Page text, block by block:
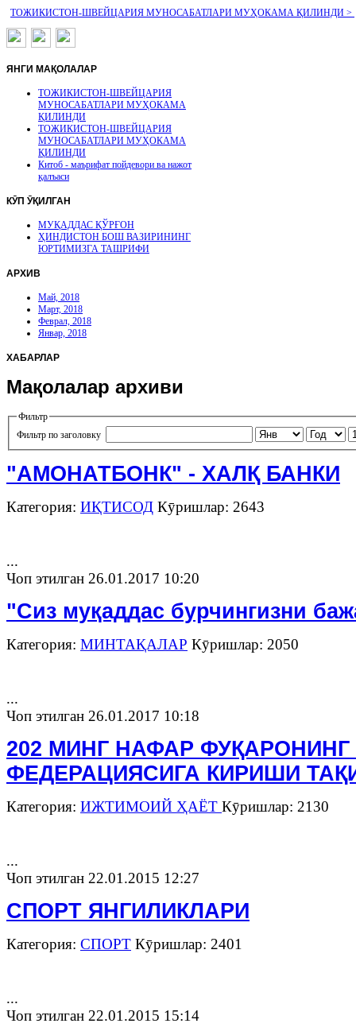
ТОЖИКИСТОН-ШВЕЙЦАРИЯ МУНОСАБАТЛАРИ МУҲОКАМА ҚИЛИНДИ >
ЯНГИ МАҚОЛАЛАР
ТОЖИКИСТОН-ШВЕЙЦАРИЯ
МУНОСАБАТЛАРИ МУҲОКАМА
ҚИЛИНДИ
ТОЖИКИСТОН-ШВЕЙЦАРИЯ
МУНОСАБАТЛАРИ МУҲОКАМА
ҚИЛИНДИ
Китоб - маърифат пойдевори ва нажот
қалъаси
КӮП ӮҚИЛГАН
МУҚАДДАС ҚЎРҒОН
ҲИНДИСТОН БОШ ВАЗИРИНИНГ
ЮРТИМИЗГА ТАШРИФИ
АРХИВ
Май, 2018
Март, 2018
Феврал, 2018
Январ, 2018
ХАБАРЛАР
Мақолалар архиви
Фильтр
Фильтр по заголовку
"АМОНАТБОНК" - ХАЛҚ БАНКИ
Категория: ИҚТИСОД Кӯришлар: 2643
...
Чоп этилган 26.01.2017 10:20
"Сиз муқаддас бурчингизни
Категория: МИНТАҚАЛАР Кӯришлар: 2050
...
Чоп этилган 26.01.2017 10:18
202 МИНГ НАФАР
ФЕДЕРАЦИЯСИГА КИРИШИ
Категория: ИЖТИМОИЙ ҲАЁТ Кӯришлар: 2130
...
Чоп этилган 22.01.2015 12:27
CПОРТ ЯНГИЛИКЛАРИ
Категория: СПОРТ Кӯришлар: 2401
...
Чоп этилган 22.01.2015 15:14